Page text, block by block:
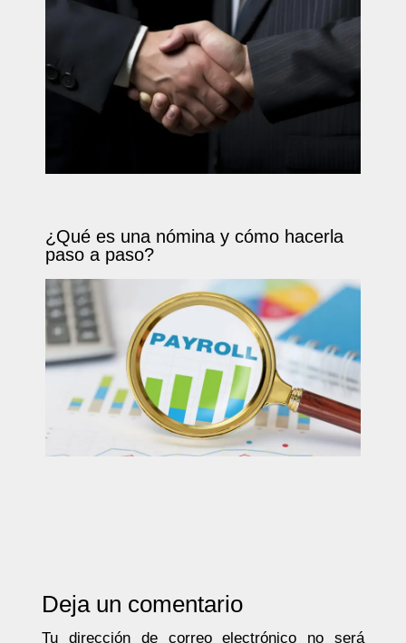
¿Qué es una nómina y cómo hacerla
paso a paso?
Deja un comentario
Tu dirección de correo electrónico no será